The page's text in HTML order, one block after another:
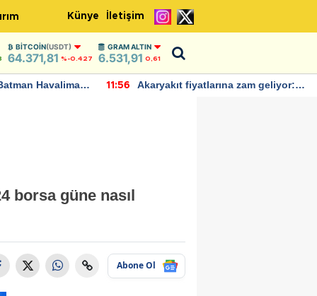
Künye İletişim
BITCOIN(USDT)
64.371,81 %-0.427
GRAM ALTIN
6.531,91 0,61
Havalimanı
11:56
Akaryakıt fiyatlarına zam geliyor:
borsa güne nasıl
Abone Ol